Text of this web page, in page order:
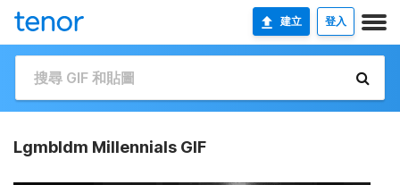
建立 登入
Lgmbldm Millennials GIF